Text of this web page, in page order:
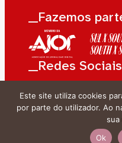
__Fazemos
__Redes Sociais
Este site utiliza cookies
por parte do utilizador. Ao
sua
Ok